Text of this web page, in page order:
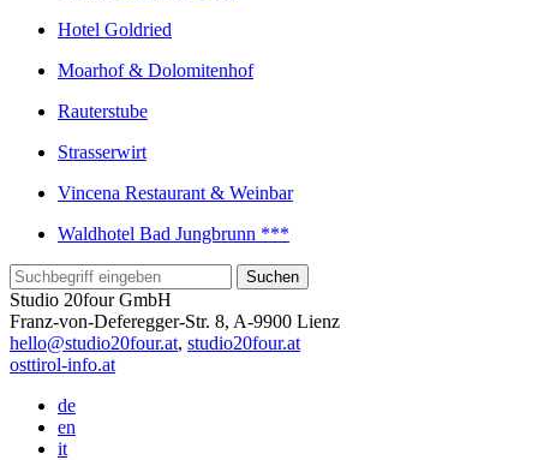
Hotel Goldried
Moarhof & Dolomitenhof
Rauterstube
Strasserwirt
Vincena Restaurant & Weinbar
Waldhotel Bad Jungbrunn ***
Studio 20four GmbH
Franz-von-Deferegger-Str. 8, A-9900 Lienz
hello@studio20four.at, studio20four.at
osttirol-info.at
de
en
it